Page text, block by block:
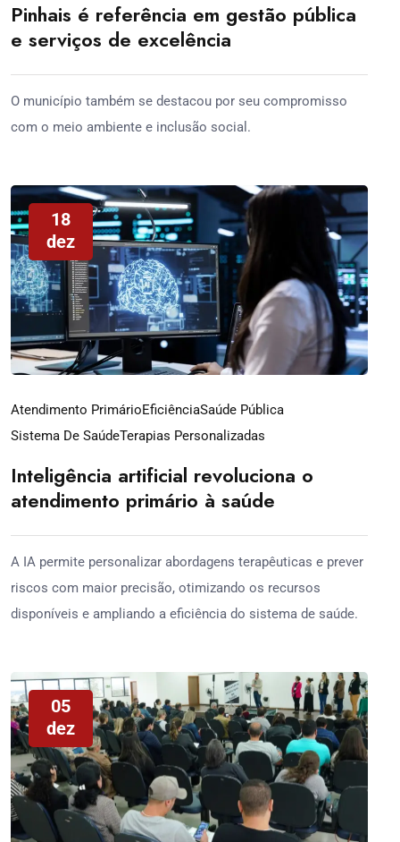
Pinhais é referência em gestão pública
e serviços de excelência
O município também se destacou por seu compromisso
com o meio ambiente e inclusão social.
18
dez
Atendimento PrimárioEficiênciaSaúde Pública
Sistema De SaúdeTerapias Personalizadas
Inteligência artificial revoluciona o
atendimento primário à saúde
A IA permite personalizar abordagens terapêuticas e prever
riscos com maior precisão, otimizando os recursos
disponíveis e ampliando a eficiência do sistema de saúde.
05
dez